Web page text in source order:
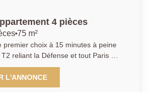
4 pièces
75 m²
premier choix à 15 minutes à peine
reliant la Défense et tout Paris et
commodités, et du nouveau
à ciel ouvert , l' AGENCE
vous présente ce très
L'ANNONCE